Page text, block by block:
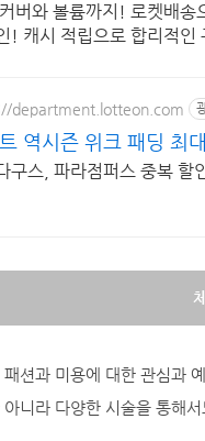
버와 볼륨까지! 로켓배송
! 캐시 적립으로 합리적인
department.lotteon.com
역시즌 위크 패딩 최
구스, 파라점퍼스 중복
패션과 미용에 대한 관심과
아니라 다양한 시술을 통해